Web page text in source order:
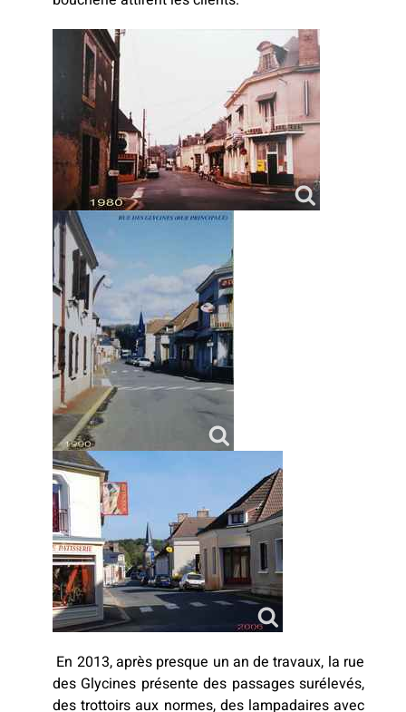
En 2013, après presque un an de travaux, la rue
des Glycines présente des passages surélevés,
des trottoirs aux normes, des lampadaires avec